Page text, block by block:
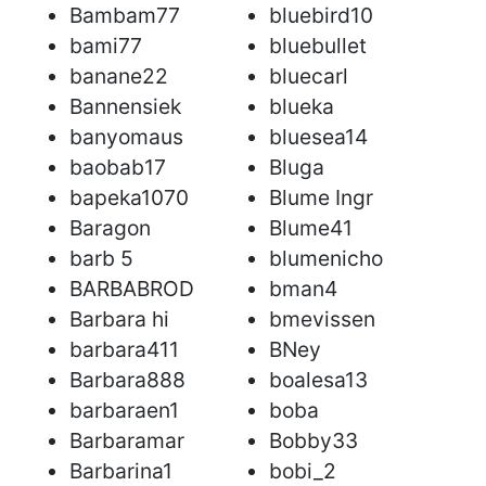
Bambam77
bami77
banane22
Bannensiek
banyomaus
baobab17
bapeka1070
Baragon
barb 5
BARBABROD
Barbara hi
barbara411
Barbara888
barbaraen1
Barbaramar
Barbarina1
bluebird10
bluebullet
bluecarl
blueka
bluesea14
Bluga
Blume Ingr
Blume41
blumenicho
bman4
bmevissen
BNey
boalesa13
boba
Bobby33
bobi_2